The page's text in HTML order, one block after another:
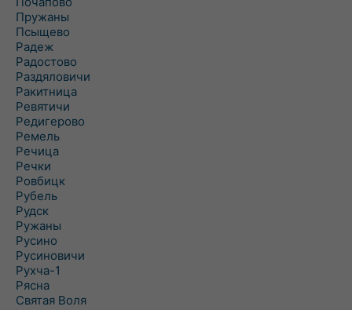
Пружаны
Псыщево
Радеж
Радостово
Раздяловичи
Ракитница
Ревятичи
Редигерово
Ремель
Речица
Речки
Ровбицк
Рубель
Рудск
Ружаны
Русино
Русиновичи
Рухча-1
Рясна
Святая Воля